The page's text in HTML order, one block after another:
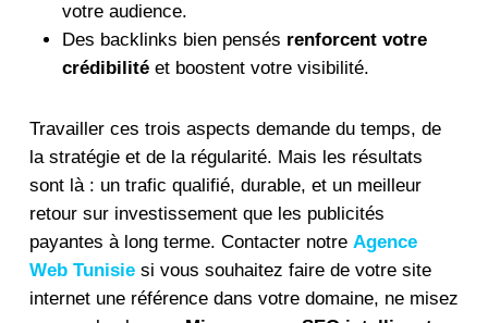
votre audience.
Des backlinks bien pensés renforcent votre
crédibilitéet boostent votre visibilité.
Travailler ces trois aspects demande du temps, de
la stratégie et de la régularité. Mais les résultats
sont là : un trafic qualifié, durable, et un meilleur
retour sur investissement que les publicités
payantes à long terme. Contacter notre Agence
Web Tunisiesi vous souhaitez faire de votre site
internet une référence dans votre domaine, ne misez